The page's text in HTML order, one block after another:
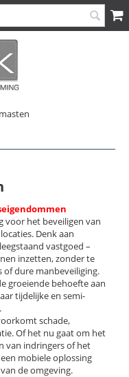
voor het beveiligen van
Denk aan
vastgoed –
inzetten, zonder te
dure manbeveiliging.
groeiende behoefte aan
tijdelijke en semi-
schade,
Of het nu gaat om het
van indringers of het
mobiele oplossing
de omgeving.